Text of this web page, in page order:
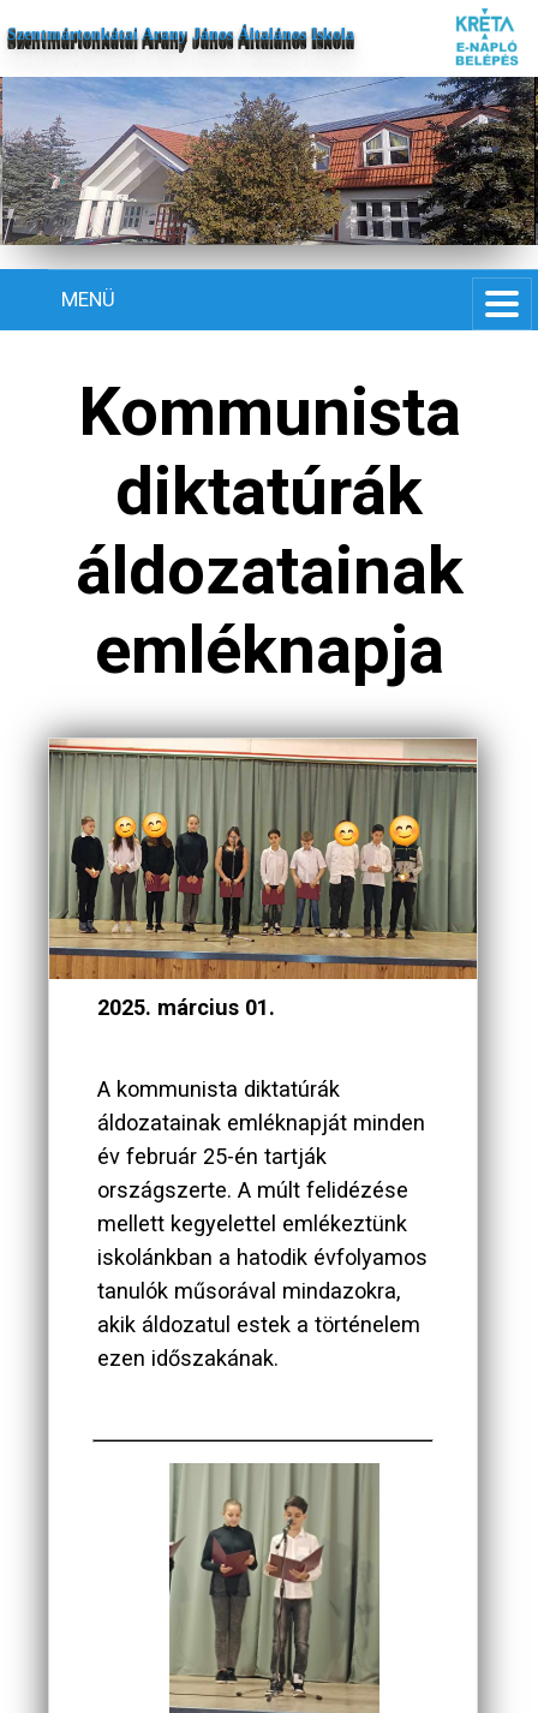
Szentmártonkátai Arany János Általános Iskola
MENÜ
Kommunista
diktatúrák
áldozatainak
emléknapja
2025. március 01.
A kommunista diktatúrák
áldozatainak emléknapját minden
év február 25-én tartják
országszerte. A múlt felidézése
mellett kegyelettel emlékeztünk
iskolánkban a hatodik évfolyamos
tanulók műsorával mindazokra,
akik áldozatul estek a történelem
ezen időszakának.